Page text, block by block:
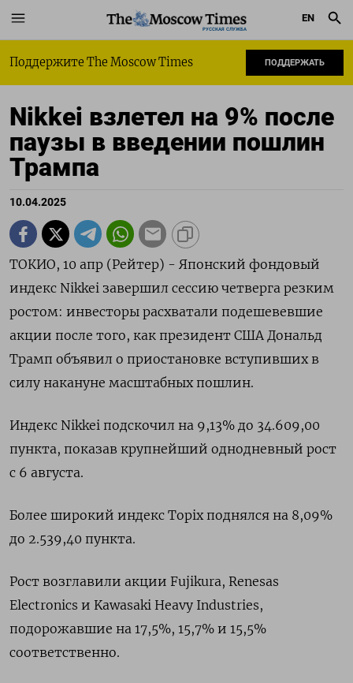
РУССКАЯ СЛУЖБА
EN
Поддержите The Moscow Times ПОДДЕРЖАТЬ
Nikkei взлетел на 9% после
паузы в введении пошлин
Трампа
10.04.2025
ТОКИО, 10 апр (Рейтер) - Японский фондовый
индекс Nikkei завершил сессию четверга резким
ростом: инвесторы расхватали подешевевшие
акции после того, как президент США Дональд
Трамп объявил о приостановке вступивших в
силу накануне масштабных пошлин.
Индекс Nikkei подcкочил на 9,13% до 34.609,00
пункта, показав крупнейший однодневный рост
с 6 августа.
Более широкий индекс Topix поднялся на 8,09%
до 2.539,40 пункта.
Рост возглавили акции Fujikura, Renesas
Electronics и Kawasaki Heavy Industries,
подорожавшие на 17,5%, 15,7% и 15,5%
соответственно.